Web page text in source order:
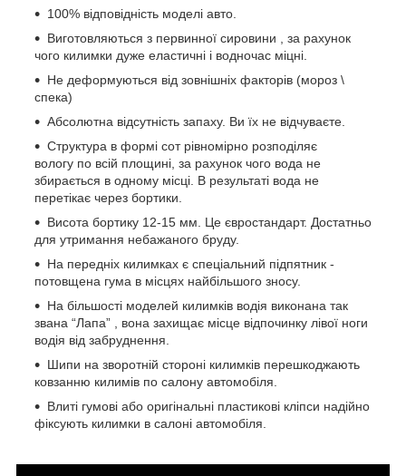
100% відповідність моделі авто.
Виготовляються з первинної сировини , за рахунок
чого килимки дуже еластичні і водночас міцні.
Не деформуються від зовнішніх факторів (мороз \
спека)
Абсолютна відсутність запаху. Ви їх не відчуваєте.
Структура в формі сот рівномірно розподіляє
вологу по всій площині, за рахунок чого вода не
збирається в одному місці. В результаті вода не
перетікає через бортики.
Висота бортику 12-15 мм. Це євростандарт. Достатньо
для утримання небажаного бруду.
На передніх килимках є спеціальний підпятник -
потовщена гума в місцях найбільшого зносу.
На більшості моделей килимків водія виконана так
звана “Лапа” , вона захищає місце відпочинку лівої ноги
водія від забруднення.
Шипи на зворотній стороні килимків перешкоджають
ковзанню килимів по салону автомобіля.
Влиті гумові або оригінальні пластикові кліпси надійно
фіксують килимки в салоні автомобіля.